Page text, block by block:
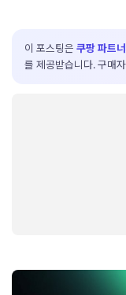
이 포스팅은 쿠팡 파트
를 제공받습니다. 구매